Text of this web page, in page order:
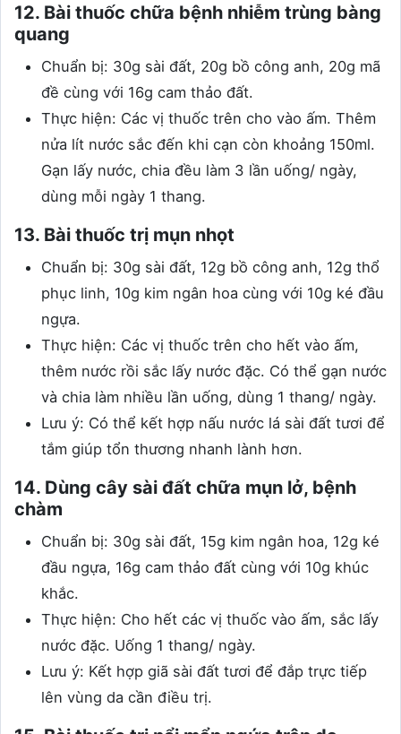
12. Bài thuốc chữa bệnh nhiễm trùng bàng
quang
Chuẩn bị: 30g sài đất, 20g bồ công anh, 20g mã
đề cùng với 16g cam thảo đất.
Thực hiện: Các vị thuốc trên cho vào ấm. Thêm
nửa lít nước sắc đến khi cạn còn khoảng 150ml.
Gạn lấy nước, chia đều làm 3 lần uống/ ngày,
dùng mỗi ngày 1 thang.
13. Bài thuốc trị mụn nhọt
Chuẩn bị: 30g sài đất, 12g bồ công anh, 12g thổ
phục linh, 10g kim ngân hoa cùng với 10g ké đầu
ngựa.
Thực hiện: Các vị thuốc trên cho hết vào ấm,
thêm nước rồi sắc lấy nước đặc. Có thể gạn nước
và chia làm nhiều lần uống, dùng 1 thang/ ngày.
Lưu ý: Có thể kết hợp nấu nước lá sài đất tươi để
tắm giúp tổn thương nhanh lành hơn.
14. Dùng cây sài đất chữa mụn lở, bệnh
chàm
Chuẩn bị: 30g sài đất, 15g kim ngân hoa, 12g ké
đầu ngựa, 16g cam thảo đất cùng với 10g khúc
khắc.
Thực hiện: Cho hết các vị thuốc vào ấm, sắc lấy
nước đặc. Uống 1 thang/ ngày.
Lưu ý: Kết hợp giã sài đất tươi để đắp trực tiếp
lên vùng da cần điều trị.